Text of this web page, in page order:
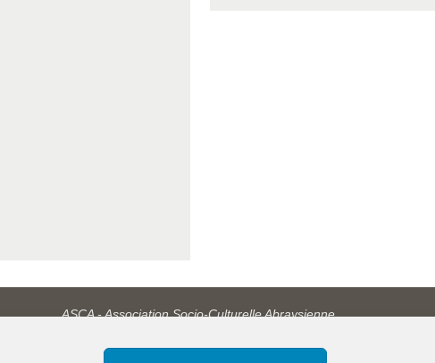
ASCA - Association Socio-Culturelle Abraysienne.